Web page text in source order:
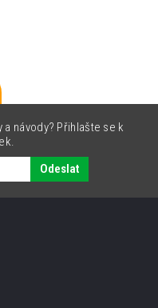
návody? Přihlašte se k
Odeslat